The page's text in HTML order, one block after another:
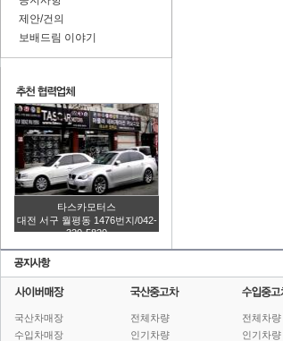
제안/건의
보배드림 이야기
타스카모터스
대전 서구 월평동 1476번지/042-
320-5820
국산차매장
수입차매장
전체차량
인기차량
전체차량
인기차량